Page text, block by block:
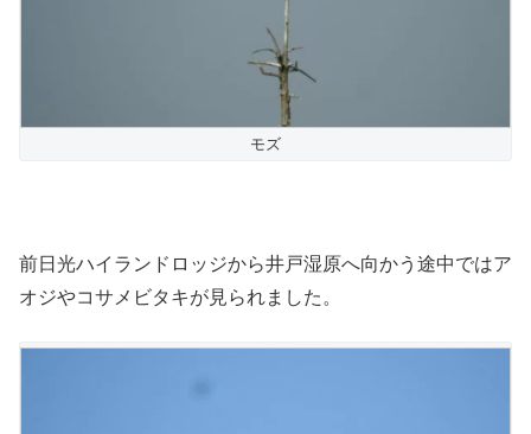
モズ
前日光ハイランドロッジから井戸湿原へ向かう途中ではア
オジやコサメビタキが見られました。